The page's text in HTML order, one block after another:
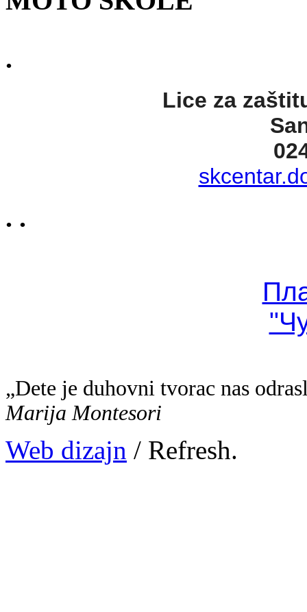
.
Lice za
. .
„Dete je duhovni tvorac nas
Marija Montesori
Web dizajn / Refresh.